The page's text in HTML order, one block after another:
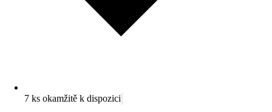
7 ks okamžitě k dispozici